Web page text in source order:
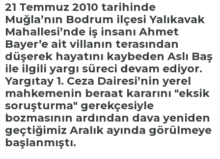
21 Temmuz 2010 tarihinde
Muğla’nın Bodrum ilçesi Yalıkavak
Mahallesi’nde iş insanı Ahmet
Bayer’e ait villanın terasından
düşerek hayatını kaybeden Aslı Baş
ile ilgili yargı süreci devam ediyor.
Yargıtay 1. Ceza Dairesi’nin yerel
mahkemenin beraat kararını "eksik
soruşturma" gerekçesiyle
bozmasının ardından dava yeniden
geçtiğimiz Aralık ayında görülmeye
başlanmıştı.